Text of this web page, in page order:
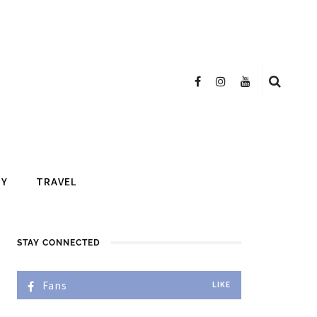
TRAVEL
STAY CONNECTED
Fans LIKE